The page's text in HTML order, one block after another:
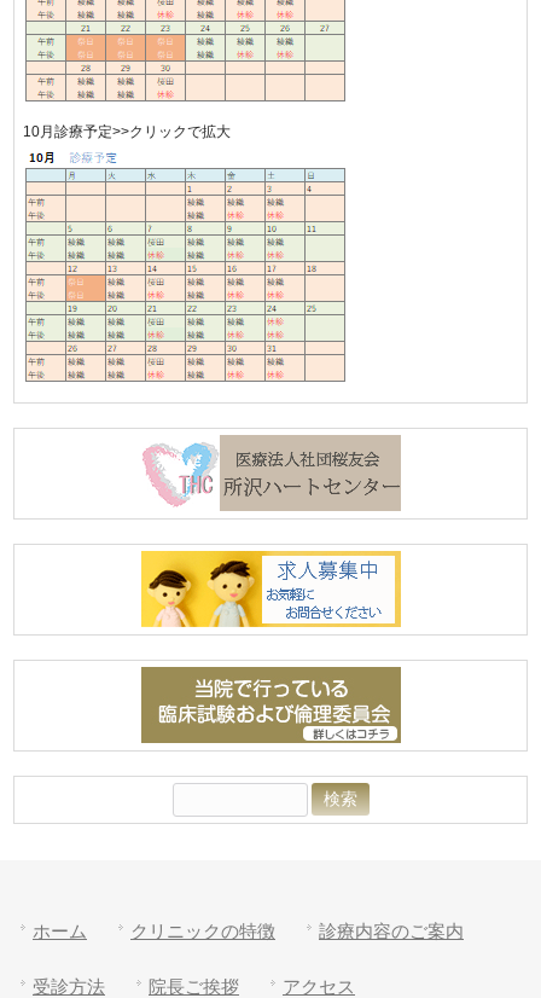
10月診療予定>>クリックで拡大
ホーム クリニックの特徴 診療内容のご案内
受診方法 院長ご挨拶 アクセス